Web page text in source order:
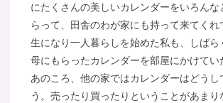
にたくさんの美しいカレンダーをいろんな
らって、田舎のわが家にも持って来てくれ
生になり一人暮らしを始めた私も、しばら
母にもらったカレンダーを部屋にかけてい
あのころ、他の家ではカレンダーはどうし
う。売ったり買ったりということがあまり